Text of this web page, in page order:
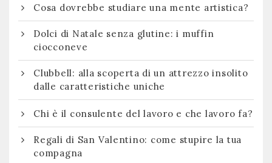
Cosa dovrebbe studiare una mente artistica?
Dolci di Natale senza glutine: i muffin
ciocconeve
Clubbell: alla scoperta di un attrezzo insolito
dalle caratteristiche uniche
Chi è il consulente del lavoro e che lavoro fa?
Regali di San Valentino: come stupire la tua
compagna